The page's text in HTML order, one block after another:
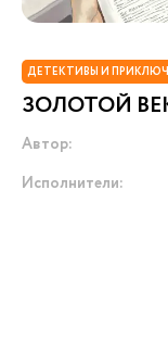
ДЕТЕКТИВЫ И
ЗОЛОТОЙ
Автор:
Исполнители: